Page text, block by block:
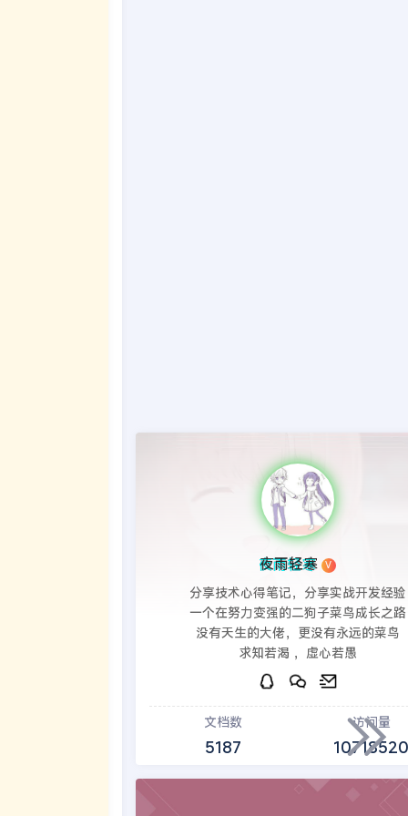
夜雨轻寒 V
分享技术心得笔记，分享实战开发经验
一个在努力变强的二狗子菜鸟成长之路
没有天生的大佬，更没有永远的菜鸟
求知若渴 ，虚心若愚
文档数
5187
访问量